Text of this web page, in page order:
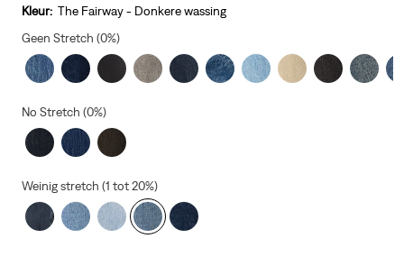
is
Kleur: The Fairway - Donkere wassing
Geen Stretch (0%)
No Stretch (0%)
Weinig stretch (1 tot 20%)